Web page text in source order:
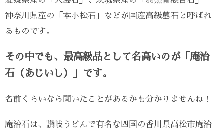
神奈川県産の「本小松石」などが国産高級墓石と呼ばれ
るものです。
その中でも、最高級品として名高いのが「庵治
石（あじいし）」です。
名前くらいなら聞いたことがあるかも分かりませんね！
庵治石は、讃岐うどんで有名な四国の香川県高松市庵治